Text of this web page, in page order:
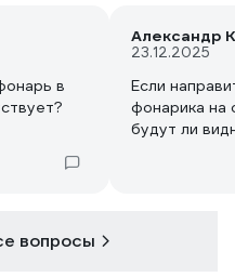
в
Александр
23.12.2025
Если
фонарика на
вопросы